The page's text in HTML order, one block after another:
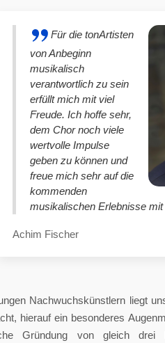
Für die tonArtisten
von Anbeginn
musikalisch
verantwortlich zu sein
erfüllt mich mit viel
Freude. Ich hoffe sehr,
dem Chor noch viele
wertvolle Impulse
geben zu können und
freue mich sehr auf die
kommenden
musikalischen Erlebnisse
Achim Fischer
Nachwuchskünstlern liegt
hierauf ein besonderes
Gründung von gleich drei